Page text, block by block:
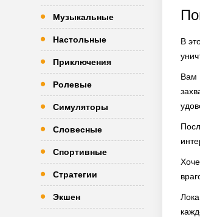
Музыкальные
Настольные
Приключения
Ролевые
Симуляторы
Словесные
Спортивные
Стратегии
Экшен
В
Вам